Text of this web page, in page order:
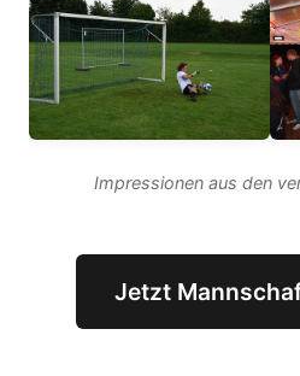
Impressionen aus den
Jetzt